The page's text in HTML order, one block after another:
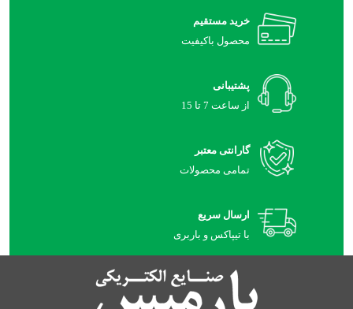
خرید مستقیم
محصول باکیفیت
پشتیبانی
از ساعت 7 تا 15
گارانتی معتبر
تمامی محصولات
ارسال سریع
با تیپاکس و باربری